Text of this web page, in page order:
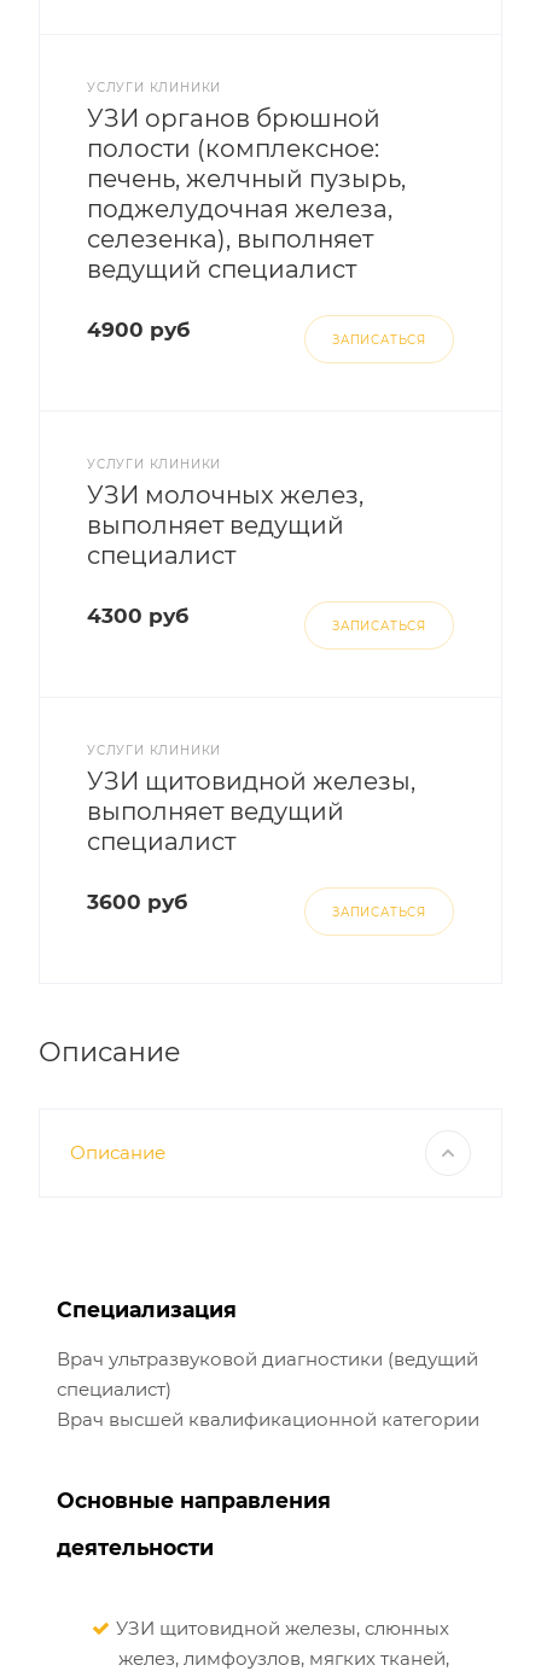
УСЛУГИ КЛИНИКИ
УЗИ органов брюшной
полости (комплексное:
печень, желчный пузырь,
поджелудочная железа,
селезенка), выполняет
ведущий специалист
4900 руб ЗАПИСАТЬСЯ
УСЛУГИ КЛИНИКИ
УЗИ молочных желез,
выполняет ведущий
специалист
4300 руб ЗАПИСАТЬСЯ
УСЛУГИ КЛИНИКИ
УЗИ щитовидной железы,
выполняет ведущий
специалист
3600 руб ЗАПИСАТЬСЯ
Описание
Описание
Специализация
Врач ультразвуковой диагностики (ведущий
специалист)
Врач высшей квалификационной категории
Основные направления
деятельности
УЗИ щитовидной железы, слюнных
желез, лимфоузлов, мягких тканей,